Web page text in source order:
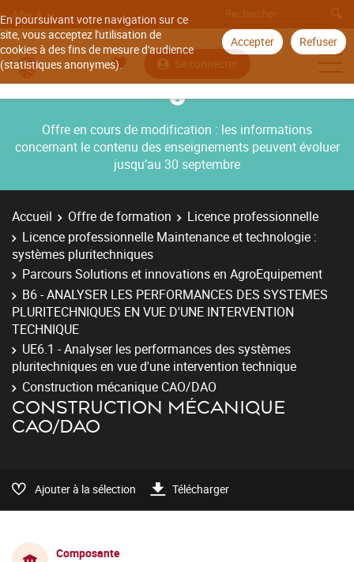
En poursuivant votre navigation sur ce
site, vous acceptez l'utilisation de
cookies à des fins de mesure d'audience
(statistiques anonymes).
Accepter Refuser
Aller à
Se connecter
Offre en cours de modification : les informations
concernant le contenu des enseignements peuvent évoluer
jusqu’au 30 septembre
Accueil Offre de formation
Licence professionnelle
Licence professionnelle Maintenance et technologie :
systèmes pluritechniques
Parcours Solutions et innovations en AgroEquipement
B6 - ANALYSER LES PERFORMANCES DES SYSTEMES
PLURITECHNIQUES EN VUE D'UNE INTERVENTION
TECHNIQUE
UE6.1 - Analyser les performances des systèmes
pluritechniques en vue d'une intervention technique
Construction mécanique CAO/DAO
CONSTRUCTION MÉCANIQUE
CAO/DAO
Ajouter à la sélection Télécharger
Composante